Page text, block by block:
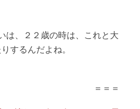
は、２２歳の時は、これと大
するんだよね。
＝＝＝